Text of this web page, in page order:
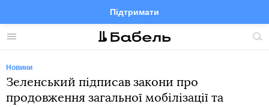
Меню
Підтримати
FacebookTelegramTwitter
Новини
Зеленський підписав закони про
продовження загальної мобілізації та